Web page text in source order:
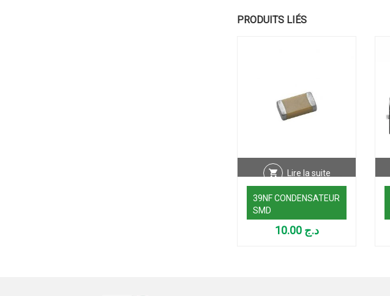
PRODUITS LIÉS
Lire la suite
39NF CONDENSATEUR
SMD
د.ج 10.00